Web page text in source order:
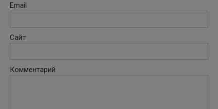
Email
Сайт
Комментарий